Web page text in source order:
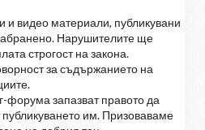
и видео материали, публикувани
Нарушителите ще
строгост на закона.
за съдържанието на
форума запазват правото да
публикуването им. Призоваваме